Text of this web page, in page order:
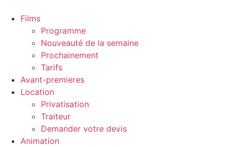
Films
Programme
Nouveauté de la semaine
Prochainement
Tarifs
Avant-premieres
Location
Privatisation
Traiteur
Demander votre devis
Animation